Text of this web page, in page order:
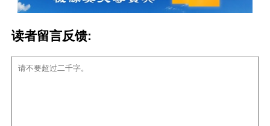
读者留言反馈: